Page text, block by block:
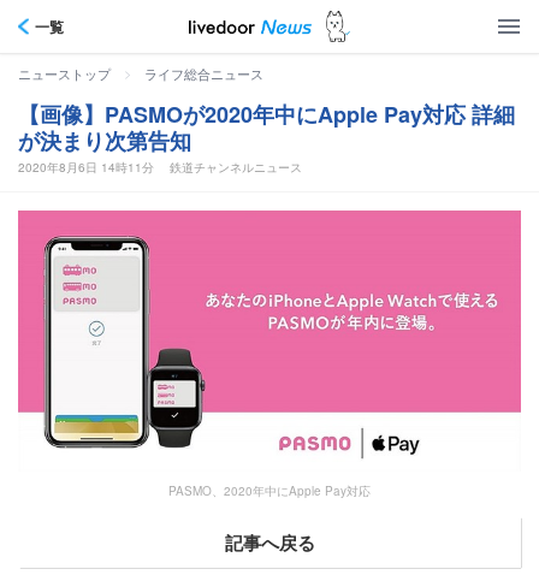
一覧
ニューストップ > ライフ総合ニュース
【画像】PASMOが2020年中にApple Pay対応 詳細
が決まり次第告知
2020年8月6日 14時11分 鉄道チャンネルニュース
PASMO、2020年中にApple Pay対応
記事へ戻る